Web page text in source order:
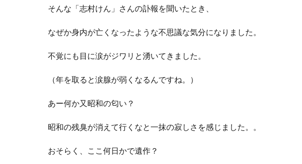
そんな「志村けん」さんの訃報を聞いたとき、
なぜか身内が亡くなったような不思議な気分になりました。
不覚にも目に涙がジワリと湧いてきました。
（年を取ると涙腺が弱くなるんですね。）
あー何か又昭和の匂い？
昭和の残臭が消えて行くなと一抹の寂しさを感じました。。
おそらく、ここ何日かで遺作？